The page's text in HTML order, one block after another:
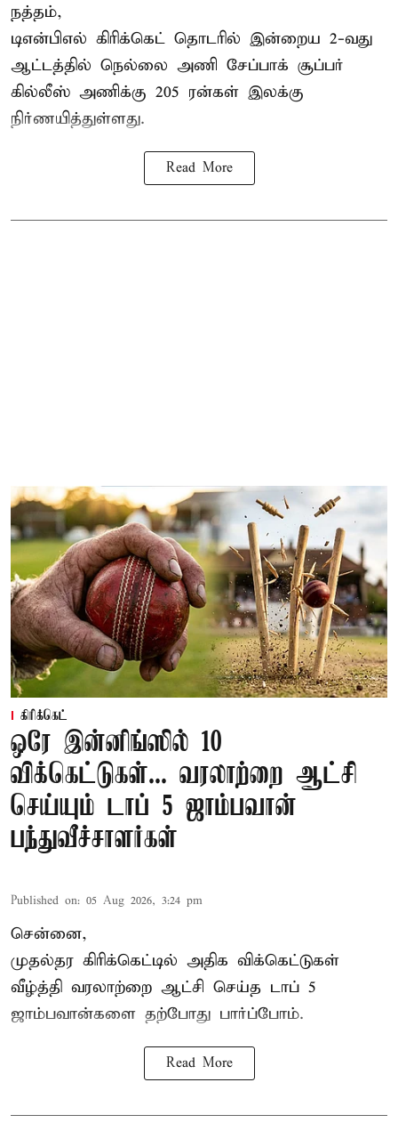
நத்தம்,
டிஎன்பிஎல் கிரிக்கெட் தொடரில் இன்றைய 2-வது
ஆட்டத்தில் நெல்லை அணி சேப்பாக் சூப்பர்
கில்லீஸ் அணிக்கு 205 ரன்கள் இலக்கு
நிர்ணயித்துள்ளது.
Read More
கிரிக்கெட்
ஒரே இன்னிங்ஸில் 10
விக்கெட்டுகள்... வரலாற்றை ஆட்சி
செய்யும் டாப் 5 ஜாம்பவான்
பந்துவீச்சாளர்கள்
Published on: 05 Aug 2026, 3:24 pm
சென்னை,
முதல்தர கிரிக்கெட்டில் அதிக விக்கெட்டுகள்
வீழ்த்தி வரலாற்றை ஆட்சி செய்த டாப் 5
ஜாம்பவான்களை தற்போது பார்ப்போம்.
Read More